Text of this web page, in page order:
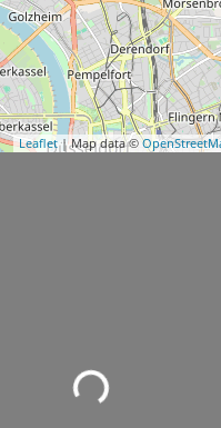
Leaflet| Map data ©
Wird geladen …